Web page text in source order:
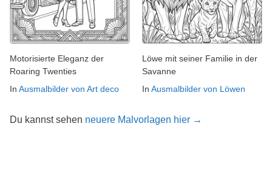
Motorisierte Eleganz der
Roaring Twenties
In Ausmalbilder von Art deco
Löwe mit seiner Familie in der
Savanne
In Ausmalbilder von Löwen
Du kannst sehen neuere Malvorlagen hier →